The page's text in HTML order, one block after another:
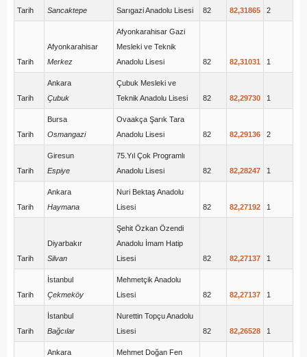
Tarih
Sancaktepe
Sarıgazi Anadolu Lisesi 82 82,31865 2
Tarih
Afyonkarahisar
Merkez
Afyonkarahisar Gazi
Mesleki ve Teknik
Anadolu Lisesi
82 82,31031 1
Tarih
Ankara
Çubuk
Çubuk Mesleki ve
Teknik Anadolu Lisesi
82 82,29730 1
Tarih
Bursa
Osmangazi
Ovaakça Şarık Tara
Anadolu Lisesi
82 82,29136 2
Tarih
Giresun
Espiye
75.Yıl Çok Programlı
Anadolu Lisesi
82 82,28247 1
Tarih
Ankara
Haymana
Nuri Bektaş Anadolu
Lisesi
82 82,27192 1
Tarih
Diyarbakır
Silvan
Şehit Özkan Özendi
Anadolu İmam Hatip
Lisesi
82 82,27137 1
Tarih
İstanbul
Çekmeköy
Mehmetçik Anadolu
Lisesi
82 82,27137 1
Tarih
İstanbul
Bağcılar
Nurettin Topçu Anadolu
Lisesi
82 82,26528 1
Ankara
Mehmet Doğan Fen